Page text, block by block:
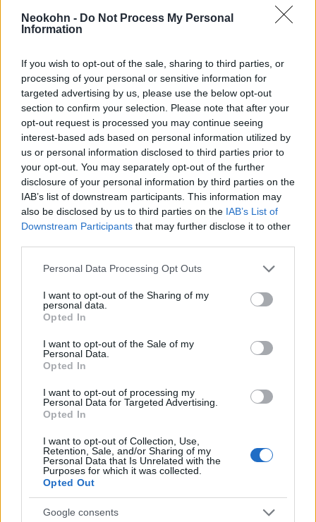
Neokohn - Do Not Process My Personal
Information
If you wish to opt-out of the sale, sharing to third parties, or
processing of your personal or sensitive information for
targeted advertising by us, please use the below opt-out
section to confirm your selection. Please note that after your
opt-out request is processed you may continue seeing
interest-based ads based on personal information utilized by
us or personal information disclosed to third parties prior to
your opt-out. You may separately opt-out of the further
disclosure of your personal information by third parties on the
IAB’s list of downstream participants. This information may
also be disclosed by us to third parties on the IAB’s List of
Downstream Participants that may further disclose it to other
Please note that this website/app uses one or more Google
not limited to your visit or usage behaviour. You may click to
grant or deny consent to Google and its third-party tags to
use your data for below specified purposes in below Google
consent section.
Personal Data Processing Opt Outs
I want to opt-out of the Sharing of my
personal data.
Opted In
I want to opt-out of the Sale of my
Personal Data.
Opted In
I want to opt-out of processing my
Personal Data for Targeted Advertising.
Opted In
I want to opt-out of Collection, Use,
Retention, Sale, and/or Sharing of my
Personal Data that Is Unrelated with the
Purposes for which it was collected.
Opted Out
Google consents
Akcióban Sin Bét: Lebukott egy
orosz kém Izraelben!
Az izraeli hadsereg szerint
veszélyesek az androidos
telefonok